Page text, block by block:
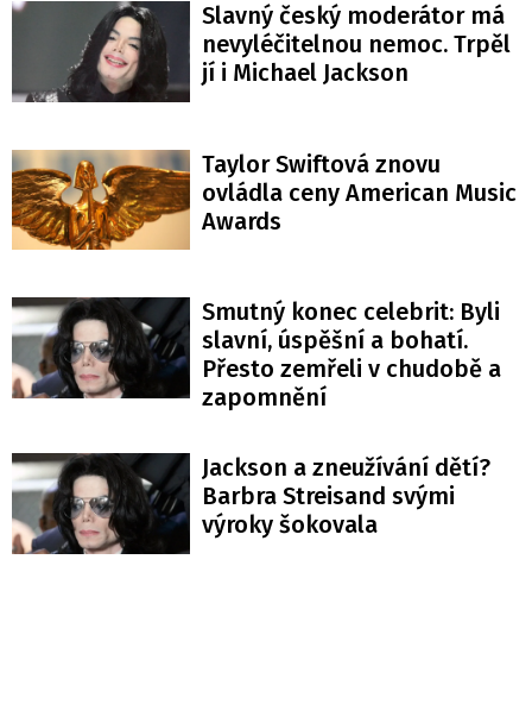
Slavný český moderátor má
nevyléčitelnou nemoc. Trpěl
jí i Michael Jackson
Taylor Swiftová znovu
ovládla ceny American Music
Awards
Smutný konec celebrit: Byli
slavní, úspěšní a bohatí.
Přesto zemřeli v chudobě a
zapomnění
Jackson a zneužívání dětí?
Barbra Streisand svými
výroky šokovala